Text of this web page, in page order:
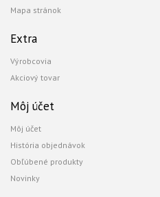
Mapa stránok
Extra
Výrobcovia
Akciový tovar
Môj účet
Môj účet
História objednávok
Obľúbené produkty
Novinky